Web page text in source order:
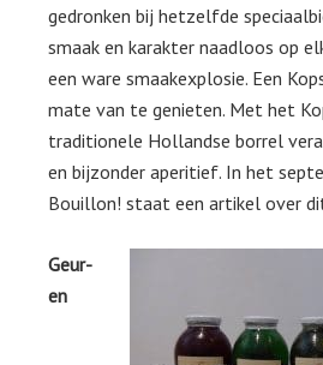
gedronken bij hetzelfde
smaak en karakter naadloos op
een ware smaakexplosie. Een
mate van te genieten. Met het
traditionele Hollandse borrel
en bijzonder aperitief. In het
Bouillon! staat een artikel over
Geur-
en